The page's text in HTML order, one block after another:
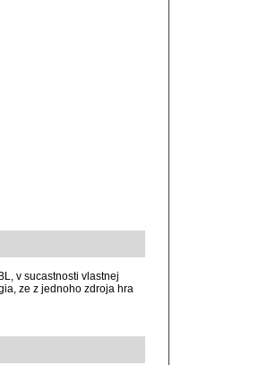
v sucastnosti vlastnej
ze z jednoho zdroja hra